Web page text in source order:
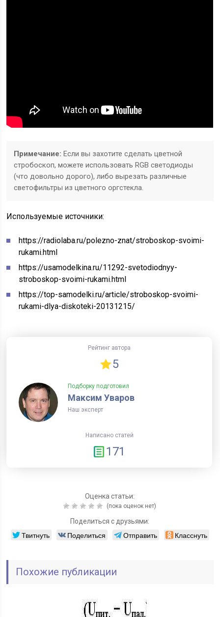
Примечание:Если вы захотите сделать цветной
стробоскоп, можете использовать RGB светодиоды
(что довольно дорого), либо вырезать различные
светофильтры из цветного оргстекла.
Используемые источники:
https://radiolaba.ru/polezno-znat/stroboskop-svoimi-
rukami.html
https://usamodelkina.ru/11292-svetodiodnyy-
stroboskop-svoimi-rukami.html
https://top-samodelki.ru/article/stroboskop-svoimi-
rukami-dlya-diskoteki-20131215/
Рейтинг автора
5
Подборку подготовил
Максим Уваров
Наш эксперт
Написано статей
171
Оценка статьи:
(пока оценок нет)
Поделиться с друзьями:
Твитнуть Поделиться Отправить Класснуть
Похожие публикации